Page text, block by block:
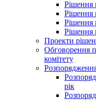
Рішення
Рішення
Рішення
Рішення
Проекти
Обговорення
комітету
рік